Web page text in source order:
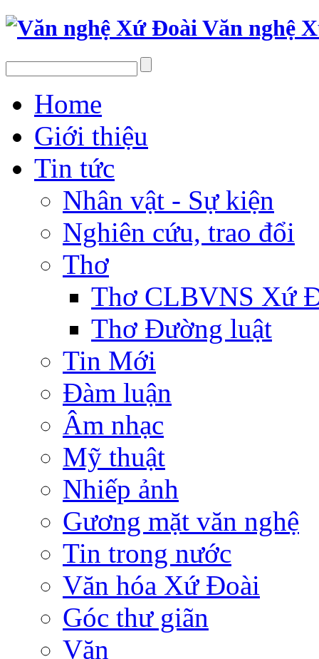
Văn nghệ
Home
Giới thiệu
Tin tức
Nhân vật - Sự kiện
Nghiên cứu, trao đổi
Thơ
Thơ CLBVNS Xứ
Thơ Đường luật
Tin Mới
Đàm luận
Âm nhạc
Mỹ thuật
Nhiếp ảnh
Gương mặt văn nghệ
Tin trong nước
Văn hóa Xứ Đoài
Góc thư giãn
Văn